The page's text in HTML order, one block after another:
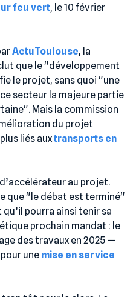
feu vert, le 10 février
ActuToulouse, la
que le "développement
le projet, sans quoi "une
secteur la majeure partie
Mais la commission
du projet
liés auxtransports en
au projet.
que "le débat est terminé"
qu’il pourra ainsi tenir sa
prochain mandat : le
des travaux en 2025 —
une mise en service